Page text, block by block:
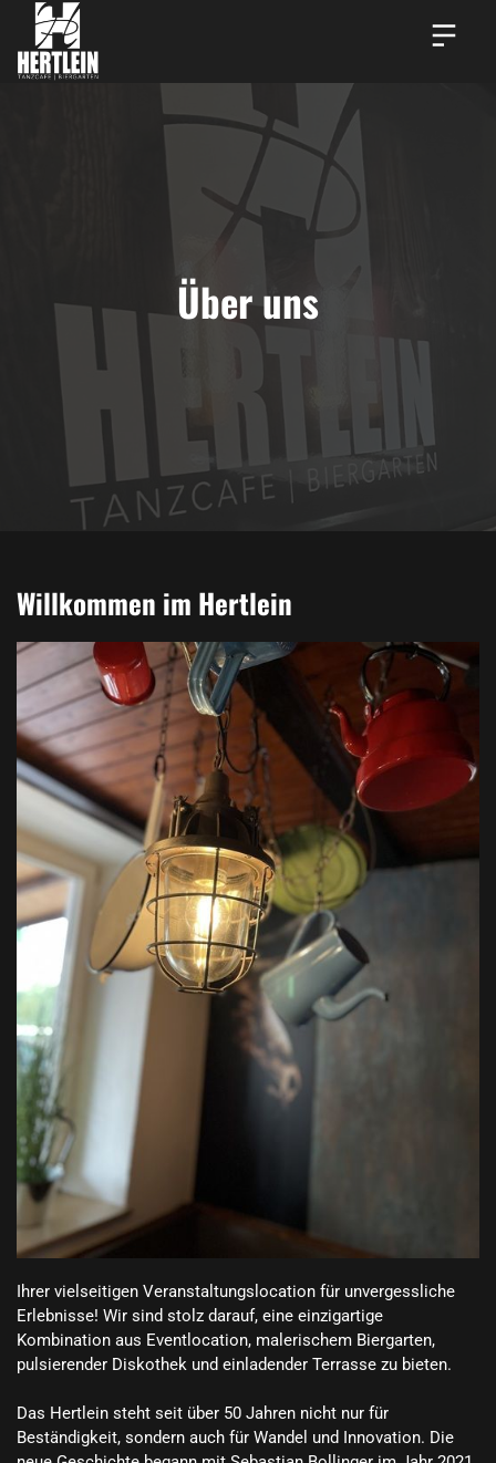
Über uns
Willkommen im Hertlein
Ihrer vielseitigen Veranstaltungslocation für unvergessliche
Erlebnisse! Wir sind stolz darauf, eine einzigartige
Kombination aus Eventlocation, malerischem Biergarten,
pulsierender Diskothek und einladender Terrasse zu bieten.
Das Hertlein steht seit über 50 Jahren nicht nur für
Beständigkeit, sondern auch für Wandel und Innovation. Die